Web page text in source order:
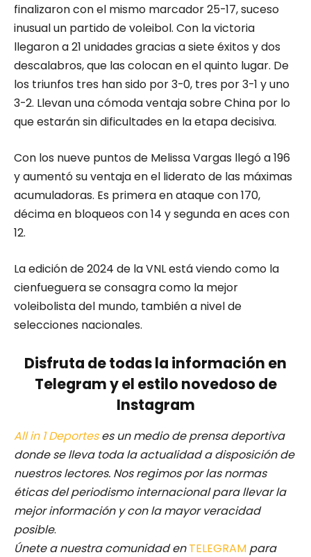
finalizaron con el mismo marcador 25-17, suceso
inusual un partido de voleibol. Con la victoria
llegaron a 21 unidades gracias a siete éxitos y dos
descalabros, que las colocan en el quinto lugar. De
los triunfos tres han sido por 3-0, tres por 3-1 y uno
3-2. Llevan una cómoda ventaja sobre China por lo
que estarán sin dificultades en la etapa decisiva.
Con los nueve puntos de Melissa Vargas llegó a 196
y aumentó su ventaja en el liderato de las máximas
acumuladoras. Es primera en ataque con 170,
décima en bloqueos con 14 y segunda en aces con
12.
La edición de 2024 de la VNL está viendo como la
cienfueguera se consagra como la mejor
voleibolista del mundo, también a nivel de
selecciones nacionales.
Disfruta de todas la información en
Telegram y el estilo novedoso de
Instagram
All in 1 Deporteses un medio de prensa deportiva
donde se lleva toda la actualidad a disposición de
nuestros lectores. Nos regimos por las normas
éticas del periodismo internacional para llevar la
mejor información y con la mayor veracidad
posible.
Únete a nuestra comunidad enTELEGRAM para